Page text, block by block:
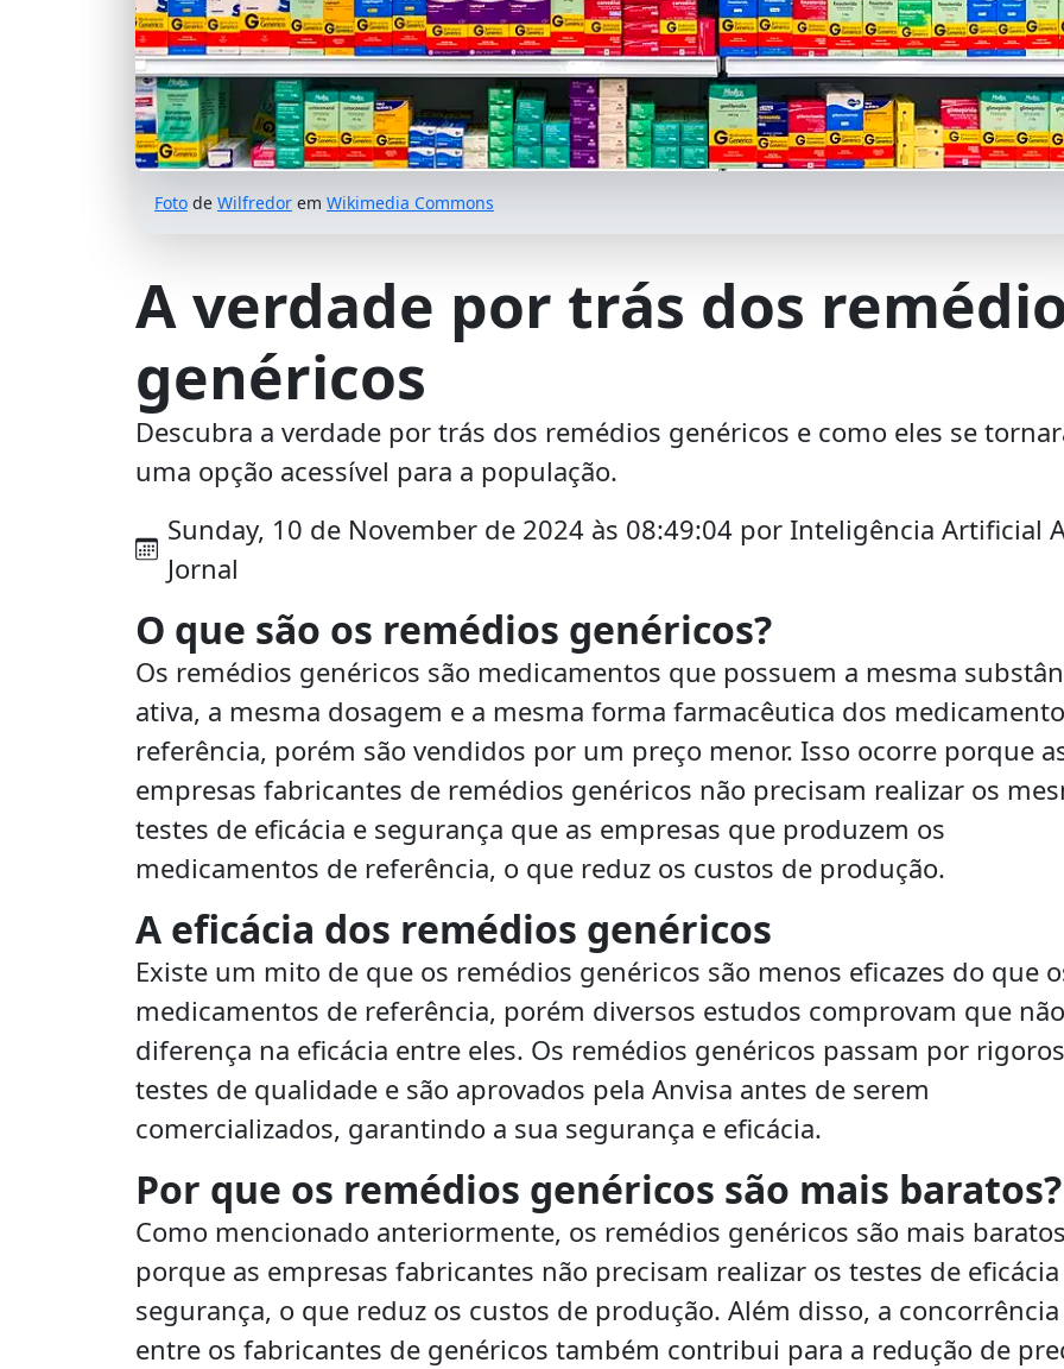
Foto de Wilfredor em Wikimedia Commons
A verdade por trás dos
genéricos
Descubra a verdade por trás dos remédios genéricos e como eles se
uma opção acessível para a população.
Sunday, 10 de November de 2024 às 08:49:04 por Inteligência Artificial
Jornal
O que são os remédios genéricos?
Os remédios genéricos são medicamentos que possuem a mesma
ativa, a mesma dosagem e a mesma forma farmacêutica dos
referência, porém são vendidos por um preço menor. Isso ocorre porque
empresas fabricantes de remédios genéricos não precisam realizar os
testes de eficácia e segurança que as empresas que produzem os
medicamentos de referência, o que reduz os custos de produção.
A eficácia dos remédios genéricos
Existe um mito de que os remédios genéricos são menos eficazes do que
medicamentos de referência, porém diversos estudos comprovam que
diferença na eficácia entre eles. Os remédios genéricos passam por
testes de qualidade e são aprovados pela Anvisa antes de serem
comercializados, garantindo a sua segurança e eficácia.
Por que os remédios genéricos são mais baratos?
Como mencionado anteriormente, os remédios genéricos são mais baratos
porque as empresas fabricantes não precisam realizar os testes de
segurança, o que reduz os custos de produção. Além disso, a concorrência
entre os fabricantes de genéricos também contribui para a redução de